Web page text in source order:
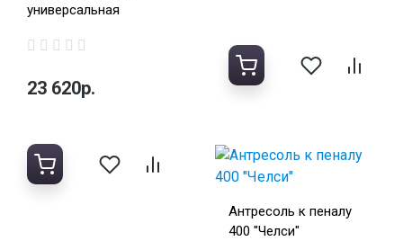
универсальная
23 620р.
Антресоль к пеналу
400 "Челси"